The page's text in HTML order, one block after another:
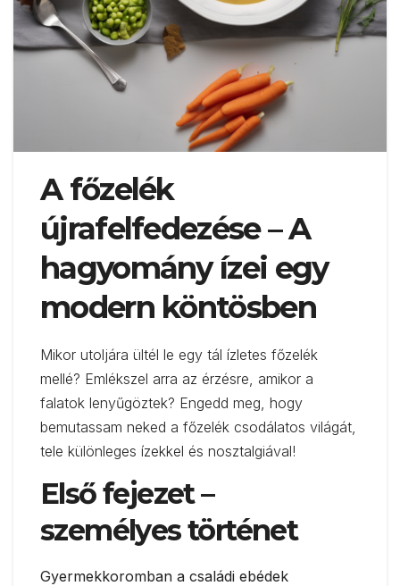
A főzelék
újrafelfedezése – A
hagyomány ízei egy
modern köntösben
Mikor utoljára ültél le egy tál ízletes főzelék
mellé? Emlékszel arra az érzésre, amikor a
falatok lenyűgöztek? Engedd meg, hogy
bemutassam neked a főzelék csodálatos világát,
tele különleges ízekkel és nosztalgiával!
Első fejezet –
személyes történet
Gyermekkoromban a családi ebédek